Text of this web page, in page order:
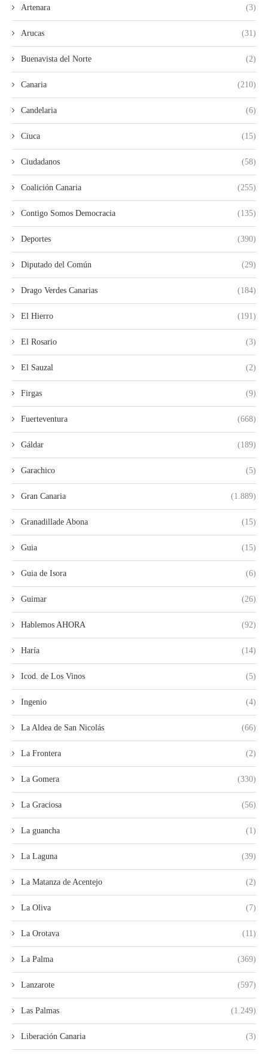
Artenara (3)
Arucas (31)
Buenavista del Norte (2)
Canaria (210)
Candelaria (6)
Ciuca (15)
Ciudadanos (58)
Coalición Canaria (255)
Contigo Somos Democracia (135)
Deportes (390)
Diputado del Común (29)
Drago Verdes Canarias (184)
El Hierro (191)
El Rosario (3)
El Sauzal (2)
Firgas (9)
Fuerteventura (668)
Gáldar (189)
Garachico (5)
Gran Canaria (1.889)
Granadillade Abona (15)
Guia (15)
Guia de Isora (6)
Guimar (26)
Hablemos AHORA (92)
Haría (14)
Icod. de Los Vinos (5)
Ingenio (4)
La Aldea de San Nicolás (66)
La Frontera (2)
La Gomera (330)
La Graciosa (56)
La guancha (1)
La Laguna (39)
La Matanza de Acentejo (2)
La Oliva (7)
La Orotava (11)
La Palma (369)
Lanzarote (597)
Las Palmas (1.249)
Liberación Canaria (3)